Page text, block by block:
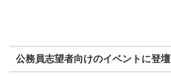
公務員志望者向けのイベントに登壇